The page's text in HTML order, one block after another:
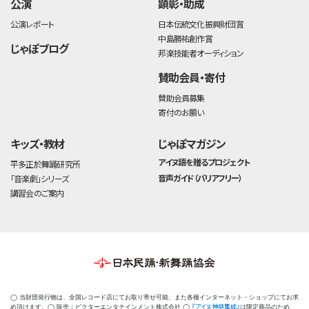
公演
公演レポート
じゃぽブログ
顕彰・助成
日本伝統文化振興財団賞
中島勝祐創作賞
邦楽技能者オーディション
賛助会員・寄付
賛助会員募集
寄付のお願い
キッズ・教材
平多正於舞踊研究所
「音楽劇」シリーズ
講習会のご案内
じゃぽマガジン
アイヌ語を贈るプロジェクト
音声ガイド（バリアフリー）
◯ 当財団発行物は、全国レコード店にてお取り寄せ可能、また各種インターネット・ショップにてお求
め頂けます。◯ 販売：ビクターエンタテインメント株式会社 ◯ 『アイヌ神話集成』は限定商品のため、